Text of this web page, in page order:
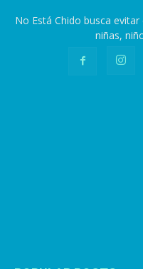
No Está Chido busca
niñas,